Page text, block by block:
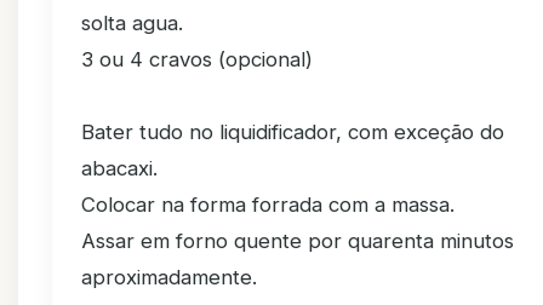
solta agua.
3 ou 4 cravos (opcional)
Bater tudo no liquidificador, com exceção do
abacaxi.
Colocar na forma forrada com a massa.
Assar em forno quente por quarenta minutos
aproximadamente.